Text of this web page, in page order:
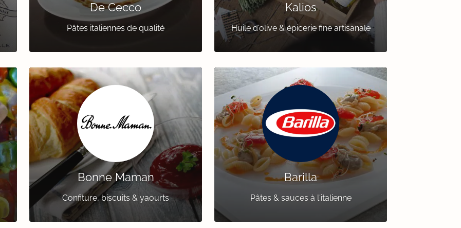
De Cecco
Pâtes italiennes de qualité
Kalios
Huile d'olive & épicerie fine artisanale
Bonne Maman
Confiture, biscuits & yaourts
Barilla
Pâtes & sauces à l'italienne